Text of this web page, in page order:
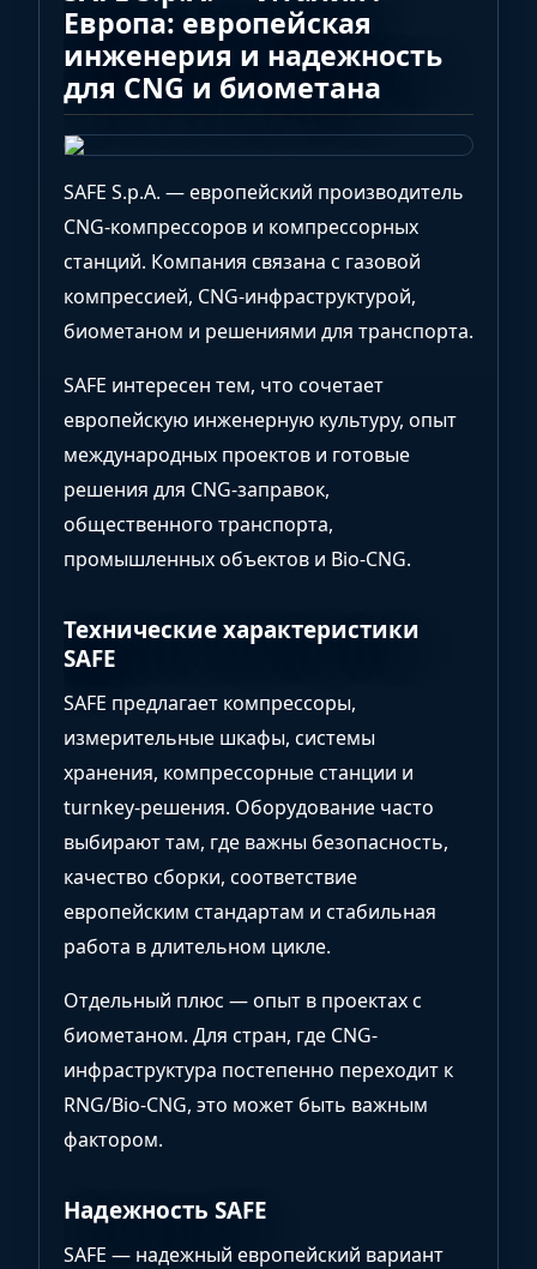
Европа: европейская
инженерия и надежность
для CNG и биометана
SAFE S.p.A. — европейский производитель
CNG-компрессоров и компрессорных
станций. Компания связана с газовой
компрессией, CNG-инфраструктурой,
биометаном и решениями для транспорта.
SAFE интересен тем, что сочетает
европейскую инженерную культуру, опыт
международных проектов и готовые
решения для CNG-заправок,
общественного транспорта,
промышленных объектов и Bio-CNG.
Технические характеристики
SAFE
SAFE предлагает компрессоры,
измерительные шкафы, системы
хранения, компрессорные станции и
turnkey-решения. Оборудование часто
выбирают там, где важны безопасность,
качество сборки, соответствие
европейским стандартам и стабильная
работа в длительном цикле.
Отдельный плюс — опыт в проектах с
биометаном. Для стран, где CNG-
инфраструктура постепенно переходит к
RNG/Bio-CNG, это может быть важным
фактором.
Надежность SAFE
SAFE — надежный европейский вариант